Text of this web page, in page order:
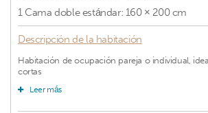
1 Cama doble estándar: 160 × 200 cm
Descripción de la habitación
Habitación de ocupación pareja o individual,
cortas
Leer más